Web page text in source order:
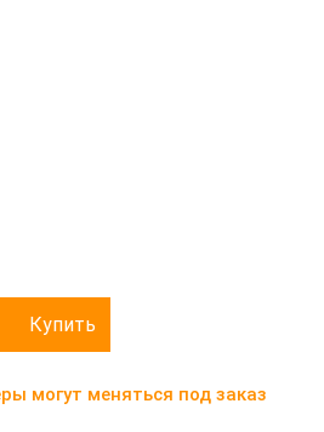
Купить
могут меняться под заказ